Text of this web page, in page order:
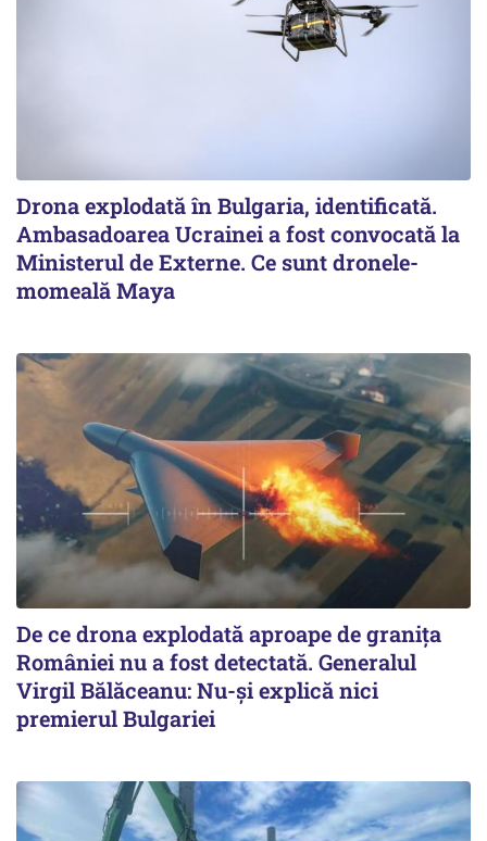
Drona explodată în Bulgaria, identificată.
Ambasadoarea Ucrainei a fost convocată la
Ministerul de Externe. Ce sunt dronele-
momeală Maya
De ce drona explodată aproape de granița
României nu a fost detectată. Generalul
Virgil Bălăceanu: Nu-și explică nici
premierul Bulgariei